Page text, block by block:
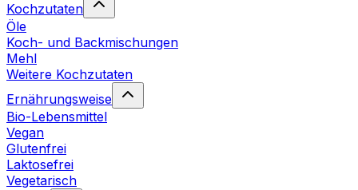
Kochzutaten
Öle
Koch- und Backmischungen
Mehl
Weitere Kochzutaten
Ernährungsweise
Bio-Lebensmittel
Vegan
Glutenfrei
Laktosefrei
Vegetarisch